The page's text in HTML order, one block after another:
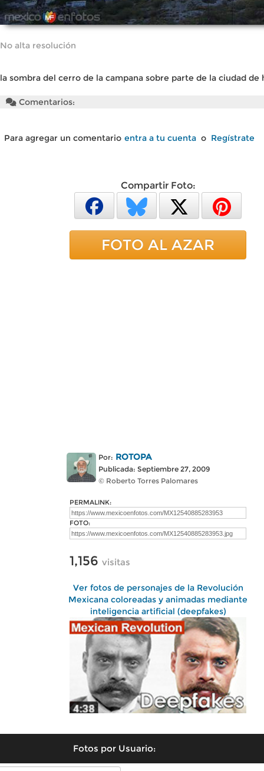
No alta resolución
la sombra del cerro de la campana sobre parte de la ciudad de
Comentarios:
Para agregar un comentario entra a tu cuenta o Regístrate
Compartir Foto:
FOTO AL AZAR
Por: ROTOPA
Publicada: Septiembre 27, 2009
© Roberto Torres Palomares
PERMALINK:
FOTO:
1,156 visitas
Ver fotos de personajes de la Revolución
Mexicana coloreadas y animadas mediante
inteligencia artificial (deepfakes)
Fotos por Usuario: